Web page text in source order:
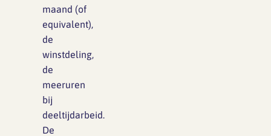
maand (of
equivalent),
de
winstdeling,
de
meeruren
bij
deeltijdarbeid.
De